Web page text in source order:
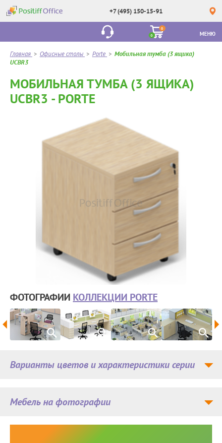
+7 (495) 150-15-91
0
0
МЕНЮ
Главная > Офисные столы > Porte > Мобильная тумба (3 ящика)
UCBR3
МОБИЛЬНАЯ ТУМБА (3 ЯЩИКА)
UCBR3 - PORTE
ФОТОГРАФИИ КОЛЛЕКЦИИ PORTE
Мебель на фотографии
Варианты цветов и характеристики серии